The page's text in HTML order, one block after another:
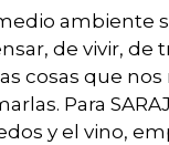
ambiente
de vivir, de
cosas que nos
Para
y el vino,